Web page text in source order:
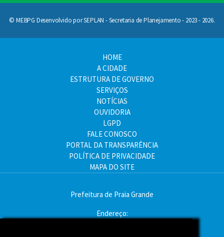
© MEBPG Desenvolvido por SEPLAN - Secretaria de Planejamento - 2023 - 2026.
HOME
A CIDADE
ESTRUTURA DE GOVERNO
SERVIÇOS
NOTÍCIAS
OUVIDORIA
LGPD
FALE CONOSCO
PORTAL DA TRANSPARÊNCIA
POLÍTICA DE PRIVACIDADE
MAPA DO SITE
Prefeitura de Praia Grande
Endereço: